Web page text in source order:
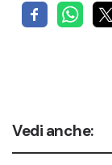
Vedi anche: